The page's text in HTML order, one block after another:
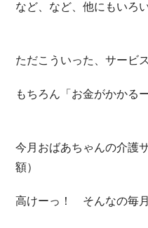
など、など、他にもいろ
ただこういった、サービ
もちろん「お金がかかる
今月おばあちゃんの介護
額）
高けーっ！ そんなの毎